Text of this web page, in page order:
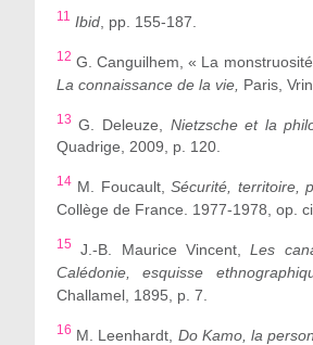
11 Ibid, pp. 155-187.
12 G. Canguilhem, « La
La connaissance de la vie, Paris,
13 G. Deleuze, Nietzsche et la
Quadrige, 2009, p. 120.
14M. Foucault,Sécurité, territoire,
Collège de France. 1977-1978, op.
15 J.-B. Maurice Vincent,Les
Calédonie, esquisse
Challamel, 1895, p. 7.
16 M. Leenhardt, Do Kamo, la